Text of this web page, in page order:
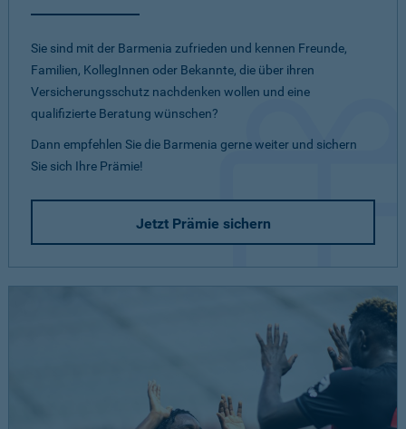
Sie sind mit der Barmenia zufrieden und kennen Freunde,
Familien, KollegInnen oder Bekannte, die über ihren
Versicherungsschutz nachdenken wollen und eine
qualifizierte Beratung wünschen?
Dann empfehlen Sie die Barmenia gerne weiter und sichern
Sie sich Ihre Prämie!
Jetzt Prämie sichern